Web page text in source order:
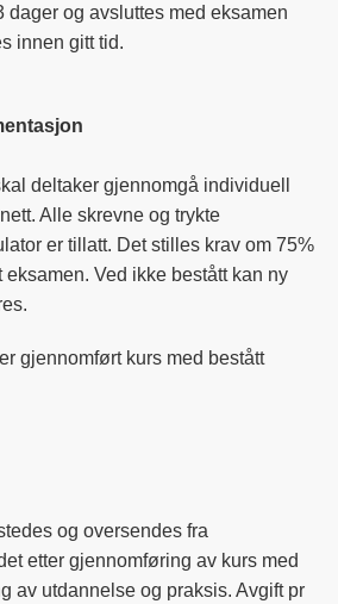
dager og avsluttes med eksamen
innen gitt tid.
deltaker gjennomgå individuell
Alle skrevne og trykte
er tillatt. Det stilles krav om 75%
eksamen. Ved ikke bestått kan ny
gjennomført kurs med bestått
og oversendes fra
etter gjennomføring av kurs med
av utdannelse og praksis. Avgift pr